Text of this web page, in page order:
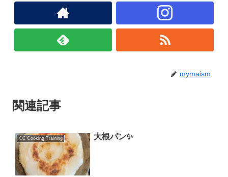
mymaism
関連記事
CC'Cooking Training 大根パン✨